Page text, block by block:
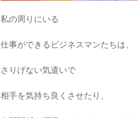
私の周りにいる
仕事ができるビジネスマンたちは、
さりげない気遣いで
相手を気持ち良くさせたり、